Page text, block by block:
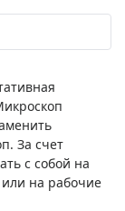
За счет
с собой на
или на рабочие